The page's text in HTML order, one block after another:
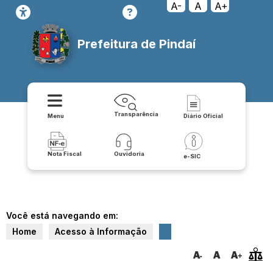
A- A A+
Prefeitura de Pindaí
Menu Transparência Diário Oficial
Nota Fiscal Ouvidoria e-SIC
Você está navegando em:
Home
Acesso à Informação